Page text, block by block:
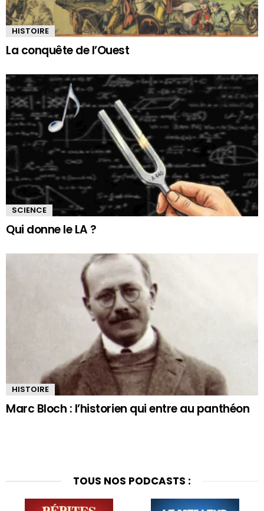
HISTOIRE
La conquête de l’Ouest
SCIENCE
Qui donne le LA ?
HISTOIRE
Marc Bloch : l’historien qui entre au panthéon
TOUS NOS PODCASTS :